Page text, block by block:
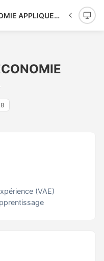
OBSERVATOIRE D ECONOMIE APPLIQUEE - OBEA
(VAE)